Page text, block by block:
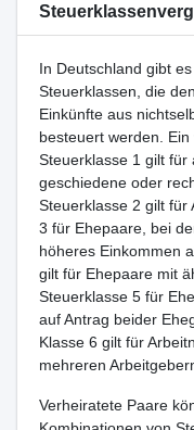
In Deutschland gibt
Steuerklassen, die
Einkünfte aus
besteuert werden.
Steuerklasse 1 gilt für
geschiedene oder
Steuerklasse 2 gilt für
3 für Ehepaare, bei
höheres Einkommen
gilt für Ehepaare mit
Steuerklasse 5 für
auf Antrag beider
Klasse 6 gilt für
mehreren
Verheiratete Paare